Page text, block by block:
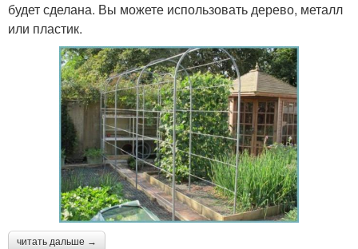
будет сделана. Вы можете использовать дерево, металл
или пластик.
читать дальше →